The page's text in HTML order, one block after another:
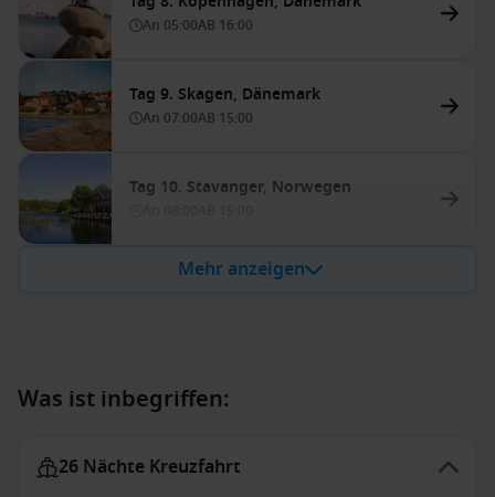
An 05:00AB 16:00
Tag 9. Skagen, Dänemark
An 07:00AB 15:00
Tag 10. Stavanger, Norwegen
Mehr anzeigen
Was ist inbegriffen:
26 Nächte Kreuzfahrt